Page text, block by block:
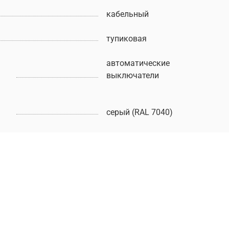
кабельный
тупиковая
автоматические
выключатели
серый (RAL 7040)